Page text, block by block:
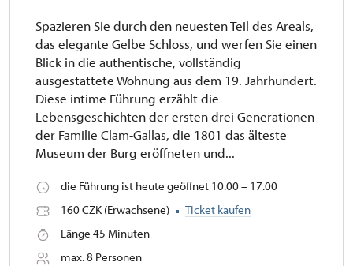
Spazieren Sie durch den neuesten Teil des Areals,
das elegante Gelbe Schloss, und werfen Sie einen
Blick in die authentische, vollständig
ausgestattete Wohnung aus dem 19. Jahrhundert.
Diese intime Führung erzählt die
Lebensgeschichten der ersten drei Generationen
der Familie Clam-Gallas, die 1801 das älteste
Museum der Burg eröffneten und...
die Führung ist heute geöffnet 10.00 – 17.00
160 CZK (Erwachsene)
Ticket kaufen
Länge 45 Minuten
max. 8 Personen